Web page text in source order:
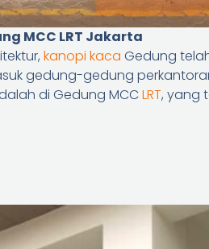
MCC LRT Jakarta
kanopi kaca Gedung
gedung-gedung
di Gedung MCC LRT, yang